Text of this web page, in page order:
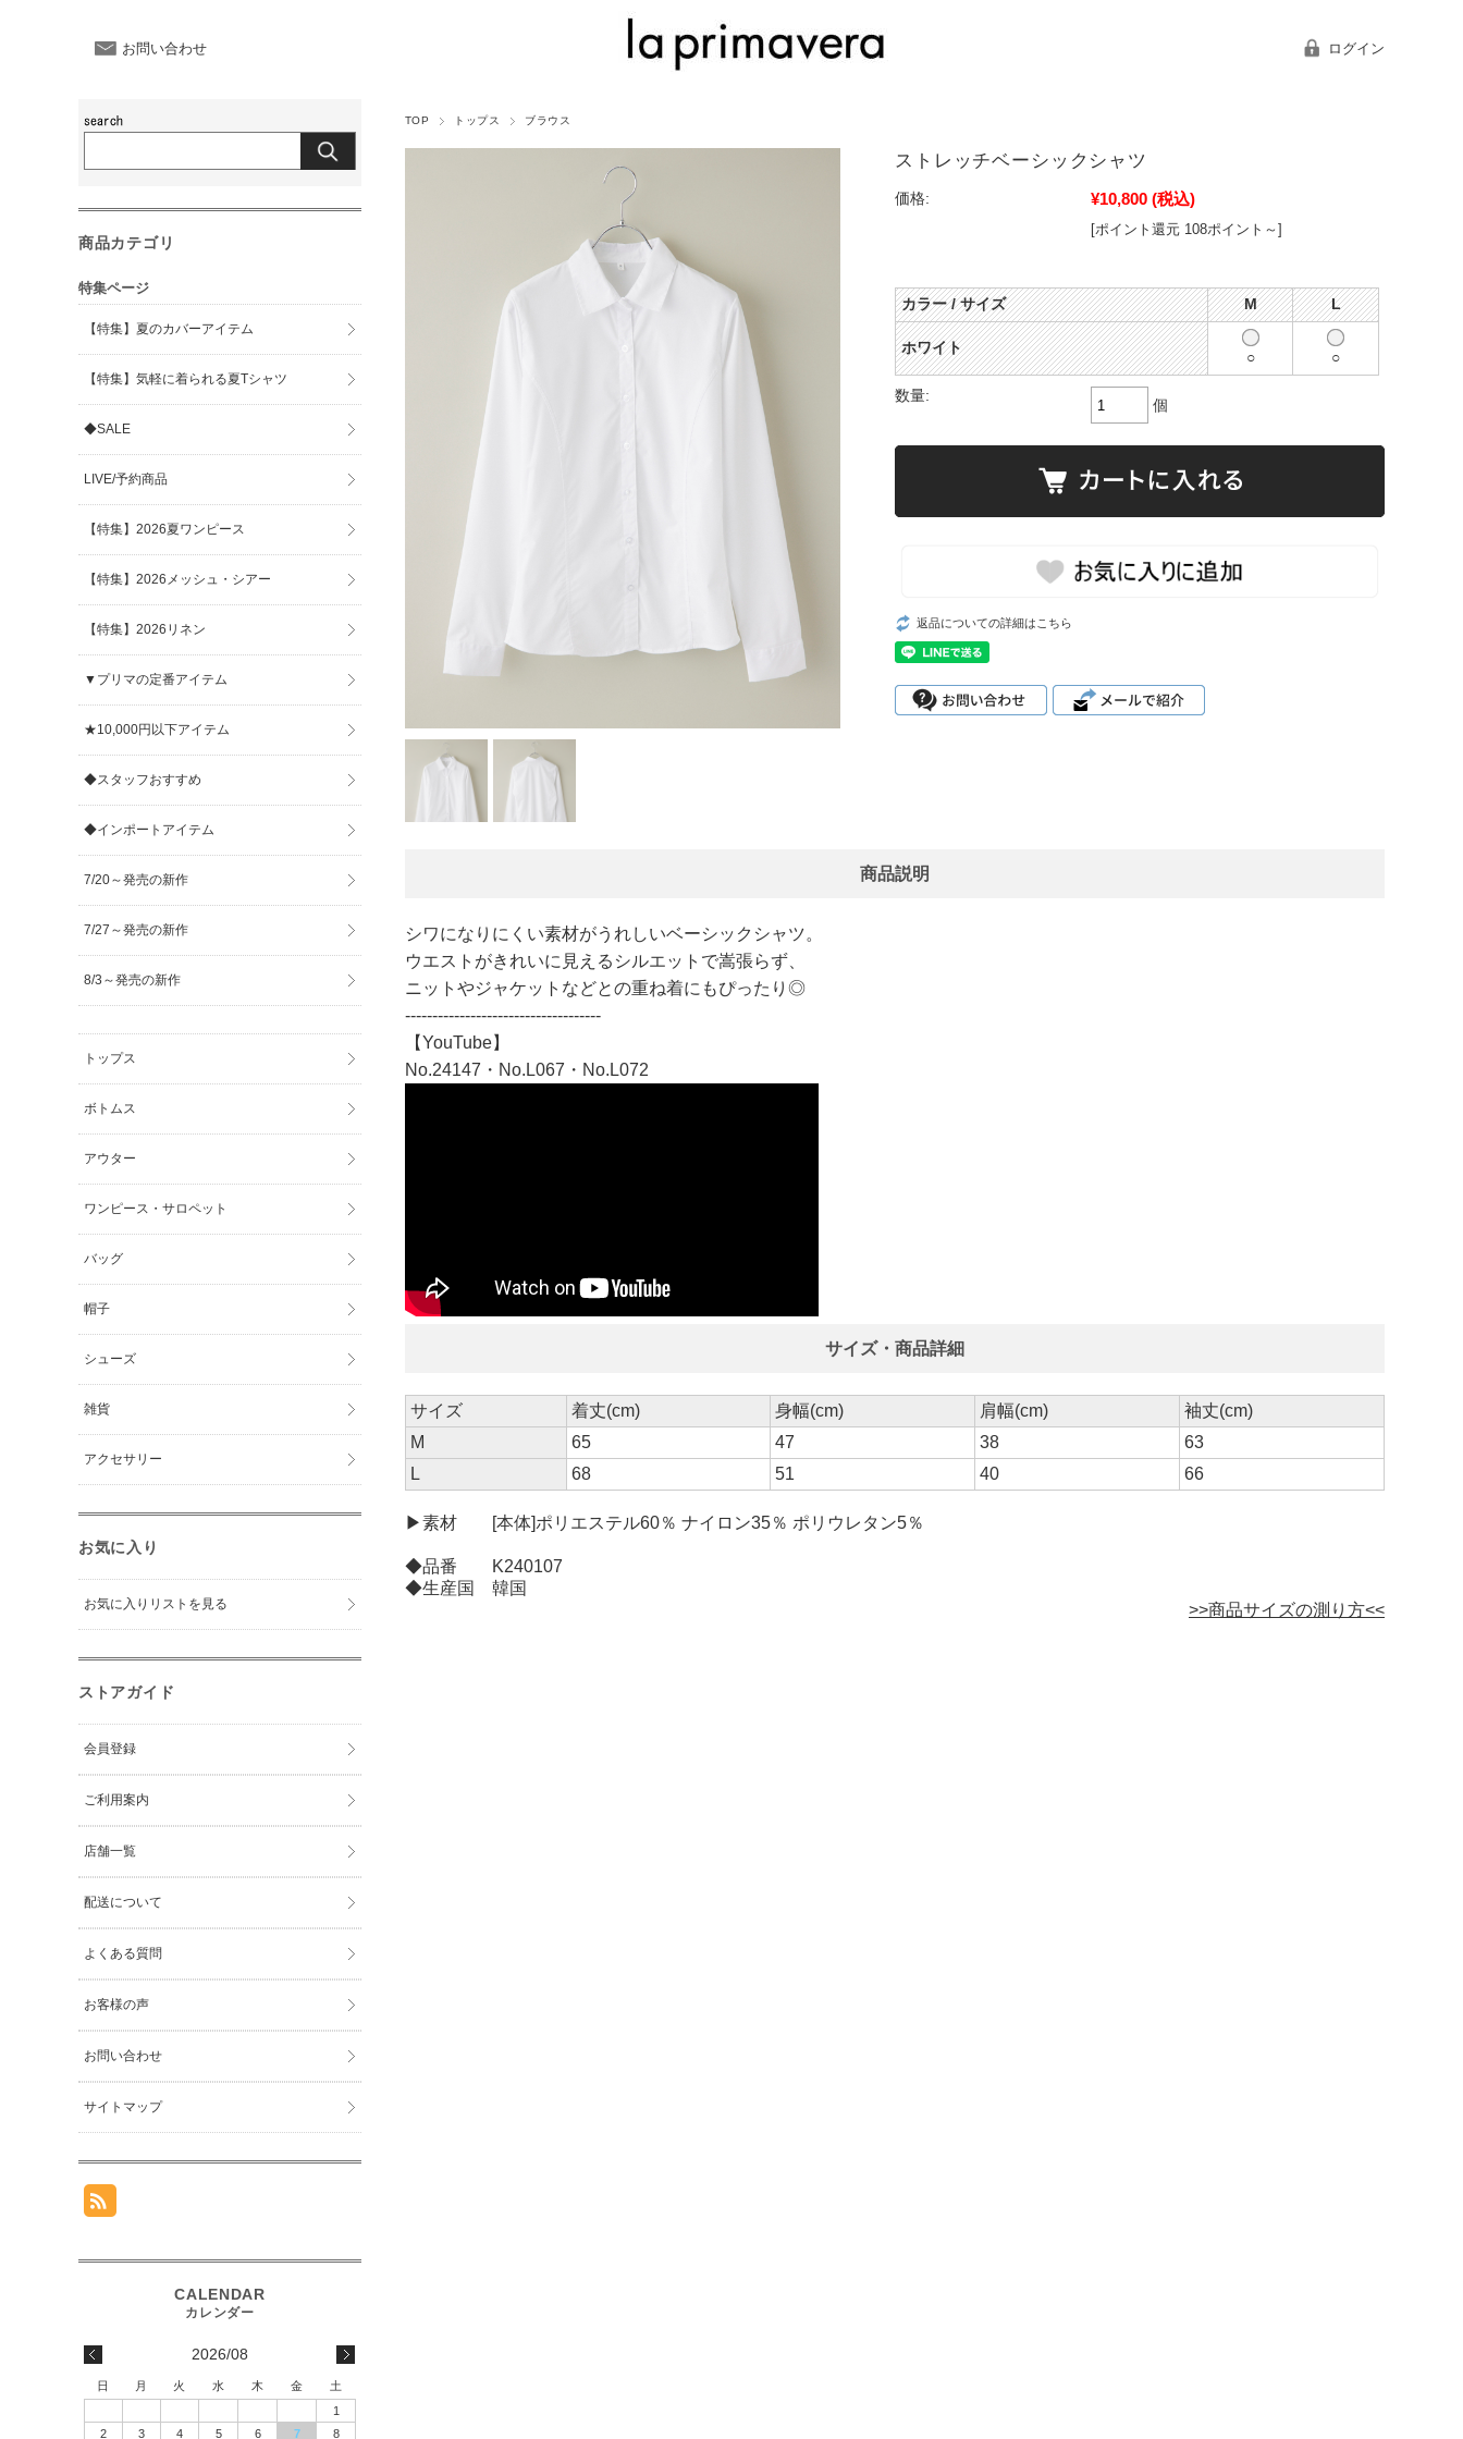
お問い合わせ ログイン
TOP トップス ブラウス
ストレッチベーシックシャツ
価格: ¥10,800 (税込)
[ポイント還元 108ポイント～]
カラー / サイズ M L
ホワイト
○ ○
数量:
個
返品についての詳細はこちら
商品説明
シワになりにくい素材がうれしいベーシックシャツ。
ウエストがきれいに見えるシルエットで嵩張らず、
ニットやジャケットなどとの重ね着にもぴったり◎
------------------------------------
【YouTube】
No.24147・No.L067・No.L072
サイズ・商品詳細
サイズ 着丈(cm) 身幅(cm) 肩幅(cm)
袖丈(cm)
M
65 47 38
63
L
68 51 40 66
▶素材 [本体]ポリエステル60％ ナイロン35％ ポリウレタン5％
◆品番 K240107
◆生産国 韓国
>>商品サイズの測り方<<
商品カテゴリ
特集ページ
【特集】夏のカバーアイテム
【特集】気軽に着られる夏Tシャツ
◆SALE
LIVE/予約商品
【特集】2026夏ワンピース
【特集】2026メッシュ・シアー
【特集】2026リネン
▼プリマの定番アイテム
★10,000円以下アイテム
◆スタッフおすすめ
◆インポートアイテム
7/20～発売の新作
7/27～発売の新作
8/3～発売の新作
トップス
ボトムス
アウター
ワンピース・サロペット
バッグ
帽子
シューズ
雑貨
アクセサリー
お気に入り
お気に入りリストを見る
ストアガイド
会員登録
ご利用案内
店舗一覧
配送について
よくある質問
お客様の声
お問い合わせ
サイトマップ
2026/08
日 月 火 水 木 金
土
1
2
3 4 5 6 7 8